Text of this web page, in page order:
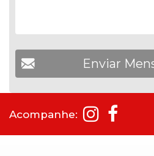
Acompanhe: